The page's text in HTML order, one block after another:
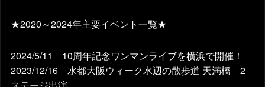
★2020～2024年主要イベント一覧★
2024/5/11 10周年記念ワンマンライブを横浜で開催！
2023/12/16 水都大阪ウィーク水辺の散歩道 天満橋 2